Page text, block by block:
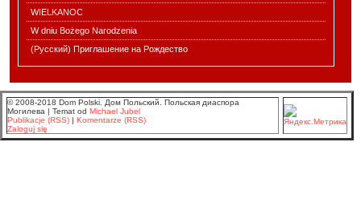
WIELKANOC
W dniu Bożego Narodzenia
(Русский) Приглашение на Рождество
© 2008-2018 Dom Polski. Дом Польский. Польская диаспора
Могилева | Temat od Michael Jubel
Publikacje (RSS) | Komentarze (RSS)
Zaloguj się